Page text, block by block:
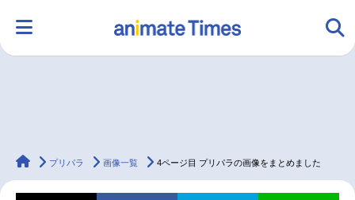
ラジオ みんなの声 グッズ 映画
animateTimes
プリパラ 画像一覧 4ページ目 プリパラの画像をまとめました